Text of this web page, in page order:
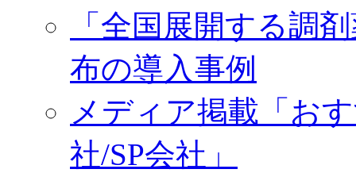
「全国展開する調
布の導入事例
メディア掲載「お
社/SP会社」